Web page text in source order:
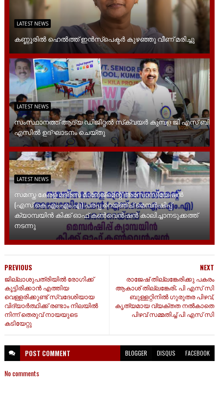
LATEST NEWS
കണ്ണൂരിൽ ഹെൽത്ത്‌ ഇൻസ്‌പെക്ടർ കുഴഞ്ഞു വീണ് മരിച്ചു
LATEST NEWS
സംസ്ഥാനത്ത് ആദ്യ ഡിജിറ്റല്‍ സ്‌ക്വയര്‍ കുമ്പള ജി എസ് ബി
എസില്‍ ഉദ്ഘാടനം ചെയ്തു
LATEST NEWS
സമസ്ത കേരള മദ്രസ മാനേജ്‌മെന്റ് അസോസിയേഷൻ
(എസ്.കെ.എം.എം.എ) പരപ്പ റെയ്ഞ്ച് മെമ്പർഷിപ്പ്
ക്യാമ്പയിൻ കിക്ക് ഓഫ് കൺവെൻഷൻ കാലിച്ചാനടുക്കത്ത്
നടന്നു
NEXT
രാജേഷ് തില്ലങ്കേരിക്കു പകരം
ആകാശ് തില്ലങ്കേരി; പി എസ് സി
ബുള്ളറ്റിനിൽ ഗുരുതര പിഴവ്,
കൃത്യമായ വ്യക്തത നൽകാതെ
പിഴവ് സമ്മതിച്ച് പി എസ് സി
PREVIOUS
ജില്ലാശുപത്രിയിൽ രോഗിക്ക്
കൂട്ടിരിക്കാൻ എത്തിയ
വെള്ളരിക്കുണ്ട് സ്വദേശിയായ
വിദ്യാർത്ഥിക്ക് രണ്ടാം നിലയിൽ
നിന്ന് തെരുവ് നായയുടെ
കടിയേറ്റു
POST COMMENT BLOGGER DISQUS FACEBOOK
No comments